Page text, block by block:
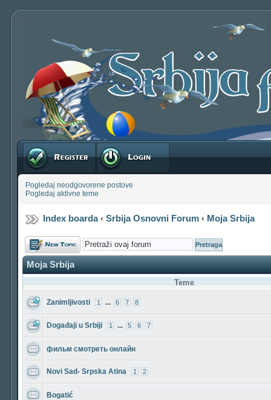
Registruj se Prijavite se
Pogledaj neodgovorene postove
Pogledaj aktivne teme
Index boarda‹ Srbija Osnovni Forum‹ Moja Srbija
Počni novu temu
Moja Srbija
Teme
Zanimljivosti 1 ... 6 7 8
Događaji u Srbiji 1 ... 5 6 7
фильм смотреть онлайн
Novi Sad- Srpska Atina 1 2
Bogatić